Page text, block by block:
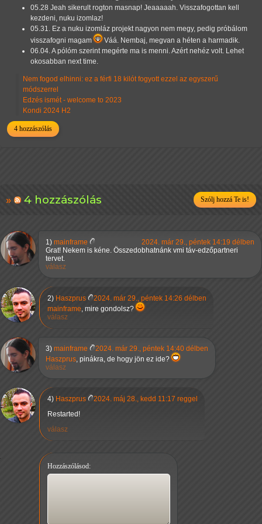
05.28 Jeah sikerult rogton masnap! Jeaaaaah. Visszafogottan kell
kezdeni, nuku izomlaz!
05.31. Ez a nuku izomláz projekt nagyon nem megy, pedig próbálom
visszafogni magam
Váá. Nembaj, megvan a héten a harmadik.
06.04. A pólóm szerint megérte ma is menni. Azért nehéz volt. Lehet
okosabban next time.
Nem fogod elhinni: ez a férfi 18 kilót fogyott ezzel az egyszerű
módszerrel
Edzés ismét - welcome to 2023
Kondi 2024 H2
4 hozzászólás
4 hozzászólás Szólj hozzá Te is!
1) mainframe
2024. már 29., péntek 14:19 délben
Grat! Nekem is kéne. Összedobhatnánk vmi táv-edzőpartneri
tervet.
válasz
2) Haszprus
2024. már 29., péntek 14:26 délben
mainframe, mire gondolsz?
válasz
3) mainframe
2024. már 29., péntek 14:40 délben
Haszprus, pinákra, de hogy jön ez ide?
válasz
4) Haszprus
2024. máj 28., kedd 11:17 reggel
Restarted!
válasz
Hozzászólásod: